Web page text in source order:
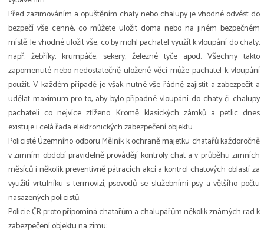
Před zazimováním a opuštěním chaty nebo chalupy je vhodné odvést do
bezpečí vše cenné, co můžete uložit doma nebo na jiném bezpečném
místě. Je vhodné uložit vše, co by mohl pachatel využít k vloupání do chaty,
např. žebříky, krumpáče, sekery, železné tyče apod. Všechny takto
zapomenuté nebo nedostatečně uložené věci může pachatel k vloupání
použít. V každém případě je však nutné vše řádně zajistit a zabezpečit a
udělat maximum pro to, aby bylo případné vloupání do chaty či chalupy
pachateli co nejvíce ztíženo. Kromě klasických zámků a petlic dnes
existuje i celá řada elektronických zabezpečení objektu.
Policisté Územního odboru Mělník k ochraně majetku chatařů každoročně
v zimním období pravidelně provádějí kontroly chat a v průběhu zimních
měsíců i několik preventivně pátracích akcí a kontrol chatových oblastí za
využití vrtulníku s termovizí, psovodů se služebními psy a většího počtu
nasazených policistů.
Policie ČR proto připomíná chatařům a chalupářům několik známých rad k
zabezpečení objektu na zimu: